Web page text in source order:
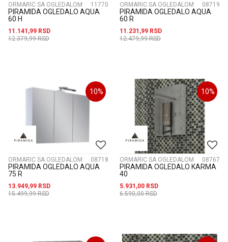
ORMARIC SA OGLEDALOM 11770
PIRAMIDA OGLEDALO AQUA
60 H
11.141,99 RSD
12.379,99RSD
ORMARIC SA OGLEDALOM 08719
PIRAMIDA OGLEDALO AQUA
60 R
11.231,99 RSD
12.479,99RSD
10%
ORMARIC SA OGLEDALOM 08718
PIRAMIDA OGLEDALO AQUA
75 R
13.949,99 RSD
15.499,99RSD
10%
ORMARIC SA OGLEDALOM 08767
PIRAMIDA OGLEDALO KARMA
40
5.931,00 RSD
6.590,00RSD